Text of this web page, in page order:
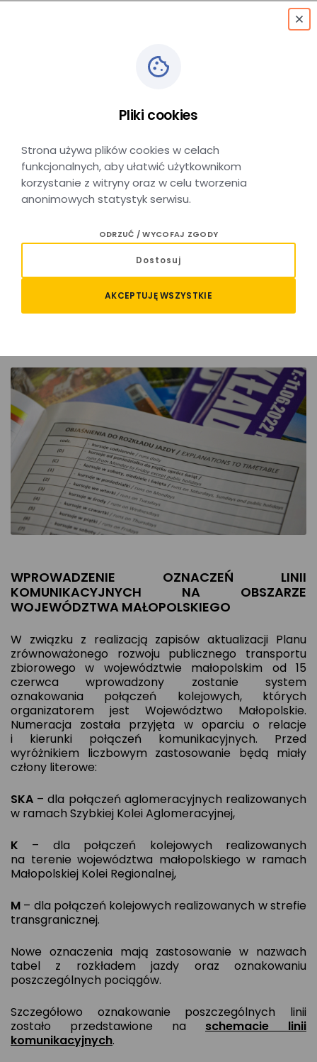
JAZDY OD 15 CZERWCA
2025 r.
Drodzy Podróżni, w związku z pracami
modernizacyjnymi prowadzonymi przez zarządcę
infrastruktury – PKP Polskie Linie Kolejowe S.A.,
czerwca 2025 r.
WPROWADZENIE OZNACZEŃ LINII
KOMUNIKACYJNYCH NA OBSZARZE
WOJEWÓDZTWA MAŁOPOLSKIEGO
W związku z realizacją zapisów aktualizacji Planu
zrównoważonego rozwoju publicznego transportu
zbiorowego w województwie małopolskim od 15
czerwca wprowadzony zostanie system
oznakowania połączeń kolejowych, których
organizatorem jest Województwo Małopolskie.
Numeracja została przyjęta w oparciu o relacje
i kierunki połączeń komunikacyjnych. Przed
wyróżnikiem liczbowym zastosowanie będą miały
człony literowe:
SKA – dla połączeń aglomeracyjnych realizowanych
w ramach Szybkiej Kolei Aglomeracyjnej,
K – dla połączeń kolejowych realizowanych
na terenie województwa małopolskiego w ramach
Małopolskiej Kolei Regionalnej,
M – dla połączeń kolejowych realizowanych w strefie
transgranicznej.
Nowe oznaczenia mają zastosowanie w nazwach
tabel z rozkładem jazdy oraz oznakowaniu
poszczególnych pociągów.
Szczegółowo oznakowanie poszczególnych linii
zostało przedstawione na schemacie linii
komunikacyjnych.
Pliki cookies
Strona używa plików cookies w celach
funkcjonalnych, aby ułatwić użytkownikom
korzystanie z witryny oraz w celu tworzenia
anonimowych statystyk serwisu.
ODRZUĆ / WYCOFAJ ZGODY
Dostosuj
AKCEPTUJĘ WSZYSTKIE